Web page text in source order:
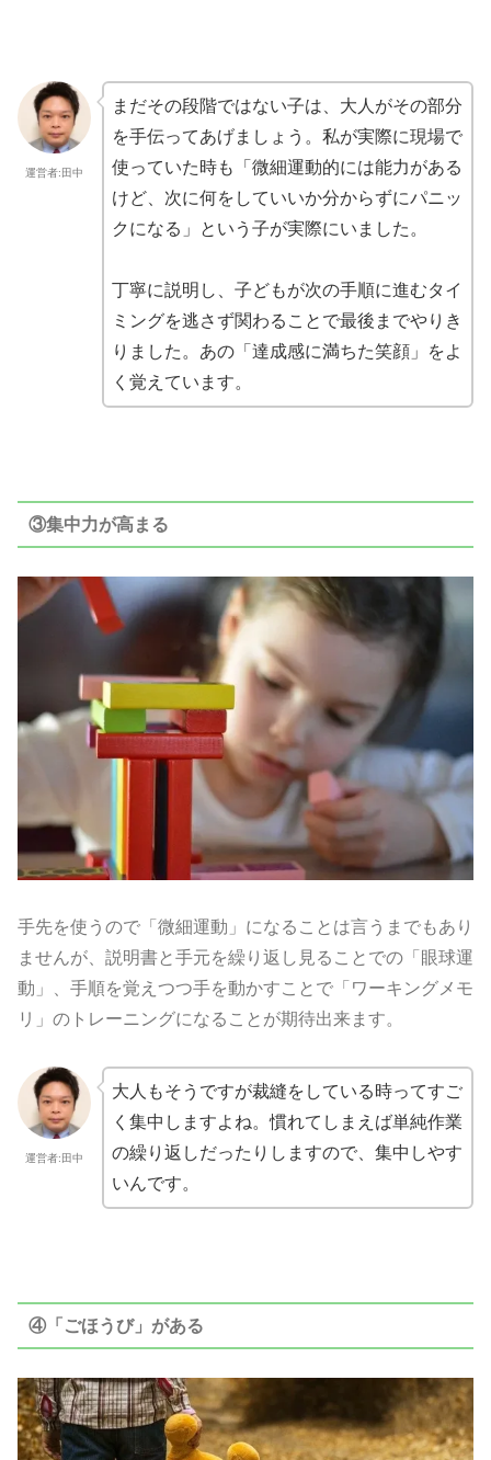
運営者:田中
まだその段階ではない子は、大人がその部分
を手伝ってあげましょう。私が実際に現場で
使っていた時も「微細運動的には能力がある
けど、次に何をしていいか分からずにパニッ
クになる」という子が実際にいました。
丁寧に説明し、子どもが次の手順に進むタイ
ミングを逃さず関わることで最後までやりき
りました。あの「達成感に満ちた笑顔」をよ
く覚えています。
③集中力が高まる
手先を使うので「微細運動」になることは言うまでもあり
ませんが、説明書と手元を繰り返し見ることでの「眼球運
動」、手順を覚えつつ手を動かすことで「ワーキングメモ
リ」のトレーニングになることが期待出来ます。
運営者:田中
大人もそうですが裁縫をしている時ってすご
く集中しますよね。慣れてしまえば単純作業
の繰り返しだったりしますので、集中しやす
いんです。
④「ごほうび」がある